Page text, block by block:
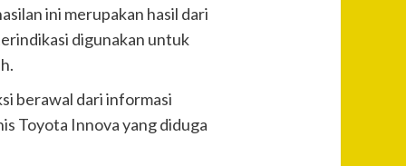
ini merupakan hasil dari
digunakan untuk
berawal dari informasi
Toyota Innova yang diduga